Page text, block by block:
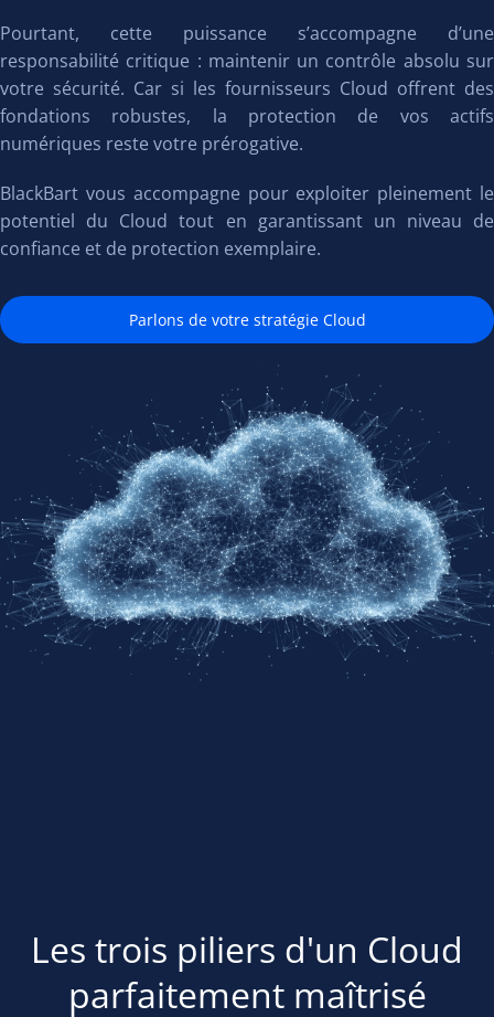
Pourtant, cette puissance s’accompagne d’une
responsabilité critique : maintenir un contrôle absolu sur
votre sécurité. Car si les fournisseurs Cloud offrent des
fondations robustes, la protection de vos actifs
numériques reste votre prérogative.
BlackBart vous accompagne pour exploiter pleinement le
potentiel du Cloud tout en garantissant un niveau de
confiance et de protection exemplaire.
Parlons de votre stratégie Cloud
Les trois piliers d'un Cloud
parfaitement maîtrisé